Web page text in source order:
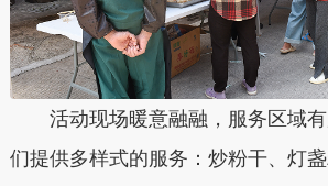
活动现场暖意融融，服务区域有
们提供多样式的服务：炒粉干、灯